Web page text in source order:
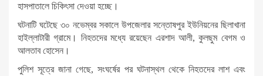
হাসপাতালে চিকিৎসা দেওয়া হচ্ছে।
ঘটনাটি ঘটেছে ৩০ নভেম্বর সকালে উপজেলার সন্তোষপুর ইউনিয়নের ছিলাখানা
হাইল্লাটারী গ্রামে। নিহতদের মধ্যে রয়েছেন এরশাদ আলী, কুলছুম বেগম ও
আলতাব হোসেন।
পুলিশ সূত্রে জানা গেছে, সংঘর্ষের পর ঘটনাস্থল থেকে নিহতদের লাশ এবং